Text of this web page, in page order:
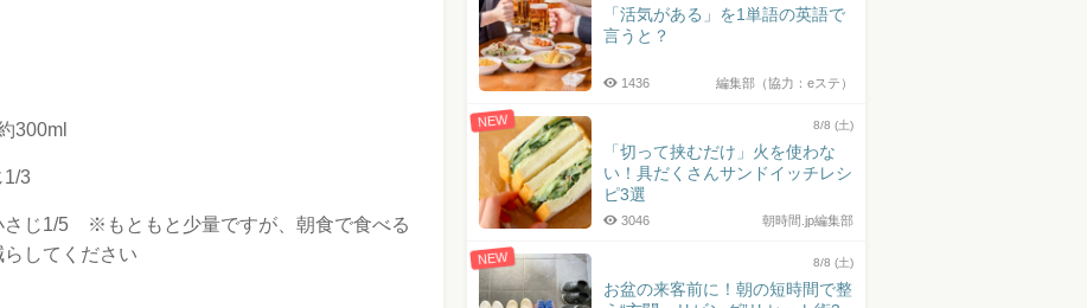
300ml
3
じ1/5 ※もともと少量ですが、朝食で食べる
してください
「活気がある」を1単語の英語で
言うと？
編集部（協力：eステ）
1436
NEW 8/8 (土)
「切って挟むだけ」火を使わな
い！具だくさんサンドイッチレシ
ピ3選
朝時間.jp編集部
3046
NEW 8/8 (土)
お盆の来客前に！朝の短時間で整